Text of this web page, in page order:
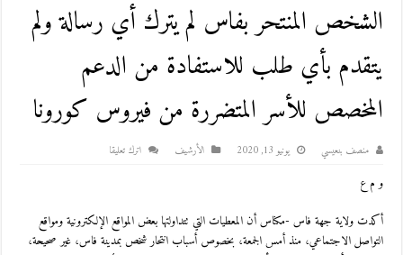
الشخص المنتحر بفاس لم يترك أي رسالة ولم
يتقدم بأي طلب للاستفادة من الدعم
المخصص للأسر المتضررة من فيروس كورونا
منصف بنعيسي يونيو 13, 2020 اﻷرشيف اترك تعليقا
و م ع
أكدت ولاية جهة فاس -مكناس أن المعطيات التي تتداولتها بعض المواقع الإلكترونية ومواقع
التواصل الاجتماعي، منذ أمس الجمعة، بخصوص أسباب انتحار شخص بمدينة فاس، غير صحيحة،